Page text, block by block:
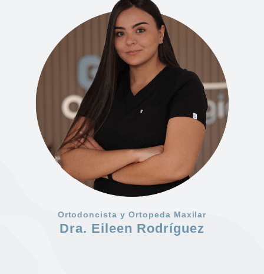
Ortodoncista y Ortopeda Maxilar
Dra. Eileen Rodríguez